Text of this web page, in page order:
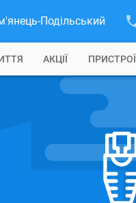
Подільський
АКЦІЇ ПРИСТРОЇ